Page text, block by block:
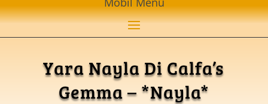
Yara Nayla Di Calfa’s
Gemma – *Nayla*